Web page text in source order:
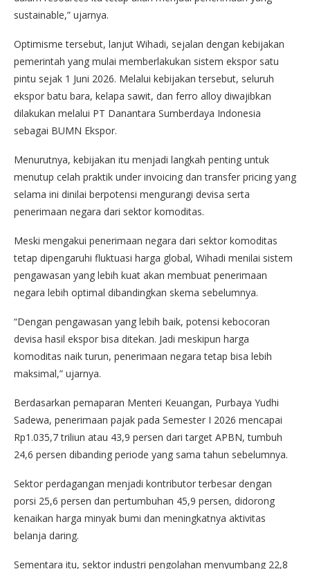
sustainable,” ujarnya.
Optimisme tersebut, lanjut Wihadi, sejalan dengan kebijakan
pemerintah yang mulai memberlakukan sistem ekspor satu
pintu sejak 1 Juni 2026. Melalui kebijakan tersebut, seluruh
ekspor batu bara, kelapa sawit, dan ferro alloy diwajibkan
dilakukan melalui PT Danantara Sumberdaya Indonesia
sebagai BUMN Ekspor.
Menurutnya, kebijakan itu menjadi langkah penting untuk
menutup celah praktik under invoicing dan transfer pricing yang
selama ini dinilai berpotensi mengurangi devisa serta
penerimaan negara dari sektor komoditas.
Meski mengakui penerimaan negara dari sektor komoditas
tetap dipengaruhi fluktuasi harga global, Wihadi menilai sistem
pengawasan yang lebih kuat akan membuat penerimaan
negara lebih optimal dibandingkan skema sebelumnya.
“Dengan pengawasan yang lebih baik, potensi kebocoran
devisa hasil ekspor bisa ditekan. Jadi meskipun harga
komoditas naik turun, penerimaan negara tetap bisa lebih
maksimal,” ujarnya.
Berdasarkan pemaparan Menteri Keuangan, Purbaya Yudhi
Sadewa, penerimaan pajak pada Semester I 2026 mencapai
Rp1.035,7 triliun atau 43,9 persen dari target APBN, tumbuh
24,6 persen dibanding periode yang sama tahun sebelumnya.
Sektor perdagangan menjadi kontributor terbesar dengan
porsi 25,6 persen dan pertumbuhan 45,9 persen, didorong
kenaikan harga minyak bumi dan meningkatnya aktivitas
belanja daring.
Sementara itu, sektor industri pengolahan menyumbang 22,8